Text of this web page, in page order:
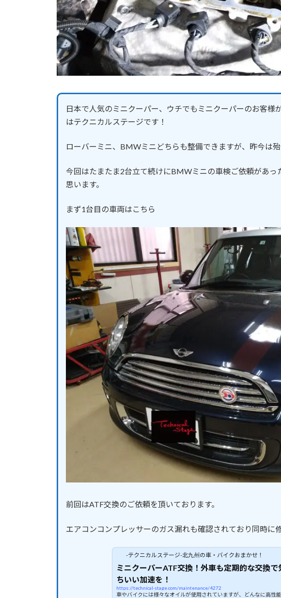
日本で人気のミニクーパー、ウチでもミニクーパーのお客様
はテクニカルステージです！
ローバーミニ、BMWミニどちらも整備できますが、昨今は
今回はたまたま2台立て続けにBMWミニの車検ご依頼があっ
思います。
まず1台目の車両はこちら
前回はATF交換のご依頼を頂いております。
エアコンコンプレッサーのガス漏れも確認されており同時に
-テクニカルステージ-北九州の車・バイクおまかせ！
ミニクーパーATF交換！外車も定期的な交換で
ちいい加速を！
https://technical-stage.com/maintenance/4272
車やバイクには様々なオイルが使用されていますが、どんなに高性